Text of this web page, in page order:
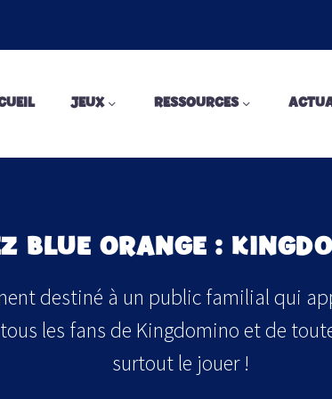
JEUX RESSOURCES
BLUE ORANGE :
destiné à un public familial qui
les fans de Kingdomino et de
surtout le jouer !